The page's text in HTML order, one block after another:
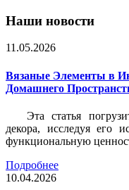
Наши новости
11.05.2026
Вязаные Элементы в
Домашнего
Эта статья
декора, исследуя его
функциональную
Подробнее
10.04.2026